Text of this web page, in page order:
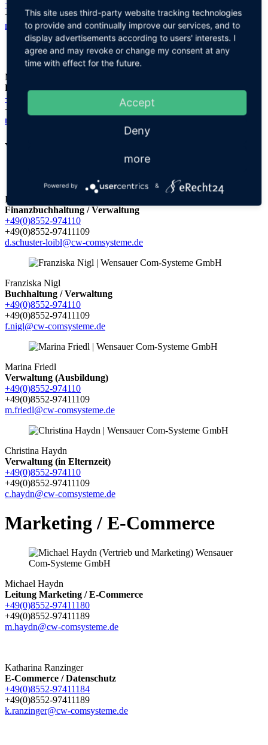
+49(0)8552-97411130
+49(0)8552-97411139
m.hartl@cw-comsysteme.de
Michael Haydn
Leitung Marketing / E-Commerce
+49(0)8552-97411180
+49(0)8552-97411189
m.haydn@cw-comsysteme.de
Verwaltung
Diana Schuster-Loibl
Finanzbuchhaltung / Verwaltung
+49(0)8552-974110
+49(0)8552-97411109
d.schuster-loibl@cw-comsysteme.de
Franziska Nigl
Buchhaltung / Verwaltung
+49(0)8552-974110
+49(0)8552-97411109
f.nigl@cw-comsysteme.de
Marina Friedl
Verwaltung (Ausbildung)
+49(0)8552-974110
+49(0)8552-97411109
m.friedl@cw-comsysteme.de
Christina Haydn
Verwaltung (in Elternzeit)
+49(0)8552-974110
+49(0)8552-97411109
c.haydn@cw-comsysteme.de
Marketing / E-Commerce
Michael Haydn
Leitung Marketing / E-Commerce
+49(0)8552-97411180
+49(0)8552-97411189
m.haydn@cw-comsysteme.de
Katharina Ranzinger
E-Commerce / Datenschutz
+49(0)8552-97411184
+49(0)8552-97411189
k.ranzinger@cw-comsysteme.de
This site uses third-party website tracking technologies
to provide and continually improve our services, and to
display advertisements according to users' interests. I
agree and may revoke or change my consent at any
time with effect for the future.
Accept
Deny
more
Powered by &